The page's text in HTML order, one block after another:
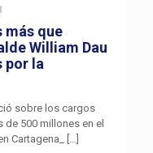
más que
William Dau
por la
sobre los cargos
500 millones en el
Cartagena_
[…]